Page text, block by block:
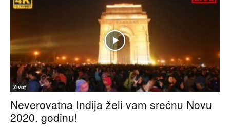
Život
Neverovatna Indija želi vam srećnu Novu
2020. godinu!